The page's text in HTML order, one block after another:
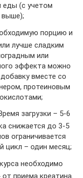
еды (с учетом
выше);
порцию и
лучше сладким
или
эффекта можно
вместе со
протеиновым
загрузки – 5-6
снижается до 3-5
ограничивается
цикл – один месяц;
необходимо
приема креатина.